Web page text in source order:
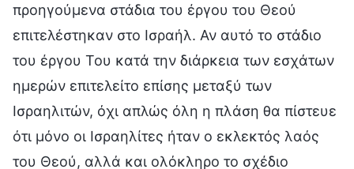
προηγούμενα στάδια του έργου του Θεού
επιτελέστηκαν στο Ισραήλ. Αν αυτό το στάδιο
του έργου Του κατά την διάρκεια των εσχάτων
ημερών επιτελείτο επίσης μεταξύ των
Ισραηλιτών, όχι απλώς όλη η πλάση θα πίστευε
ότι μόνο οι Ισραηλίτες ήταν ο εκλεκτός λαός
του Θεού, αλλά και ολόκληρο το σχέδιο